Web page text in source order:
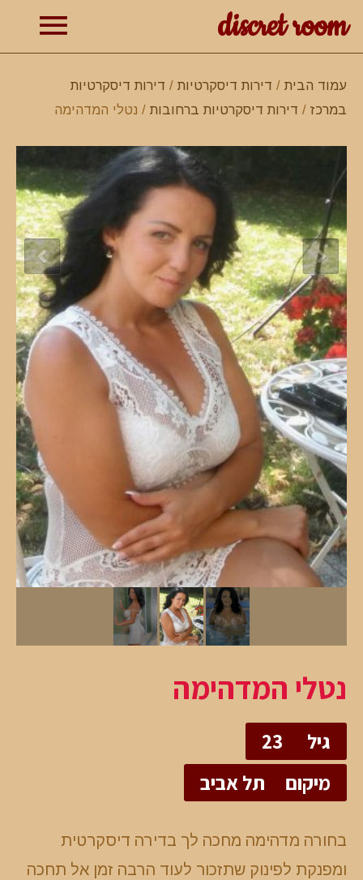
discret room
עמוד הבית / דירות דיסקרטיות / דירות דיסקרטיות
במרכז / דירות דיסקרטיות ברחובות / נטלי המדהימה
נטלי המדהימה
גיל
23
מיקום
תל אביב
בחורה מדהימה מחכה לך בדירה דיסקרטית
ומפנקת לפינוק שתזכור לעוד הרבה זמן אל תחכה